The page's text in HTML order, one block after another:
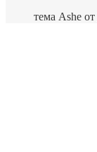
тема Ashe от